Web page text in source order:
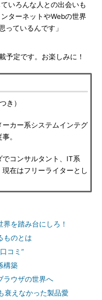
いろんな人との出会いも
ターネットやWebの世界
っているんです」
予定です。お楽しみに！
き）
カー系システムインテグ
。
コンサルタント、IT系
在はフリーライターとし
を踏み台にしろ！
ものとは
コミ”
構築
ラウザの世界へ
衰えなかった製品愛